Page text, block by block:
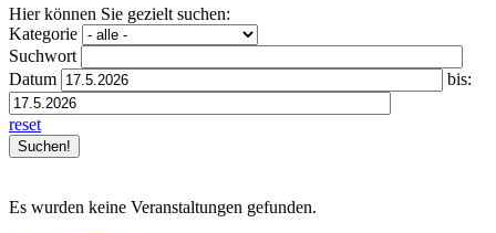
Hier können Sie gezielt suchen:
Kategorie
Suchwort
Datum
bis:
reset
Es wurden keine Veranstaltungen gefunden.